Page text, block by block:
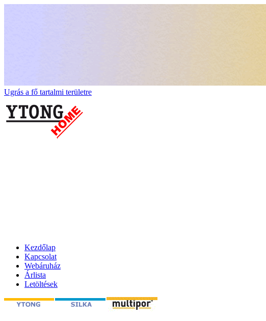
Ugrás a fő tartalmi területre
Kezdőlap
Kapcsolat
Webáruház
Árlista
Letöltések